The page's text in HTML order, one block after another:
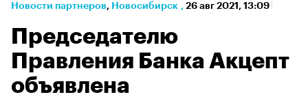
Новости партнеров⁠, Новосибирск , 26 авг 2021, 13:09
Председателю
Правления Банка Акцепт
объявлена